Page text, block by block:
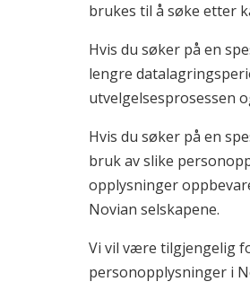
brukes til å søke etter
Hvis du søker på en
lengre
utvelgelsesprosessen
Hvis du søker på en
bruk av slike
opplysninger
Novian selskapene.
Vi vil være tilgjengelig
personopplysninger i